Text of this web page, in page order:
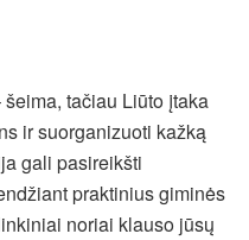
tačiau Liūto įtaka
ir suorganizuoti kažką
gali pasireikšti
praktinius giminės
noriai klauso jūsų